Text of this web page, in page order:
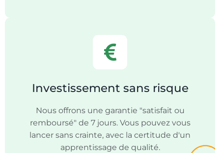
Investissement sans risque
Nous offrons une garantie "satisfait ou
remboursé" de 7 jours. Vous pouvez vous
lancer sans crainte, avec la certitude d'un
apprentissage de qualité.